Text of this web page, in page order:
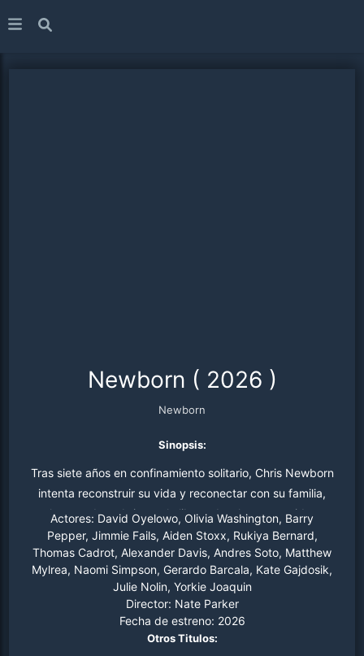
Newborn ( 2026 )
Newborn
Sinopsis:
Tras siete años en confinamiento solitario, Chris Newborn
intenta reconstruir su vida y reconectar con su familia,
solo para descubrir que la libertad se ha convertido en
un aterrador campo de batalla psicológico.
Actores: David Oyelowo, Olivia Washington, Barry
Pepper, Jimmie Fails, Aiden Stoxx, Rukiya Bernard,
Thomas Cadrot, Alexander Davis, Andres Soto, Matthew
Mylrea, Naomi Simpson, Gerardo Barcala, Kate Gajdosik,
Julie Nolin, Yorkie Joaquin
Director: Nate Parker
Fecha de estreno: 2026
Otros Titulos: